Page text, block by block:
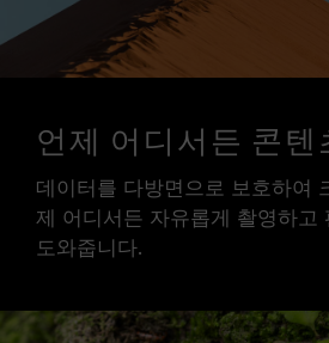
언제 어디서든 콘텐
데이터를 다방면으로 보호하여
제 어디서든 자유롭게 촬영하고
도와줍니다.